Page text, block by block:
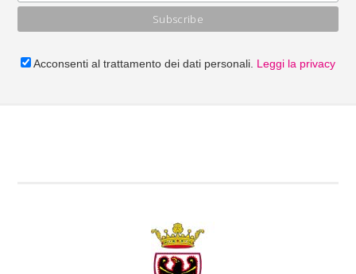
Acconsenti al trattamento dei dati personali. Leggi la privacy